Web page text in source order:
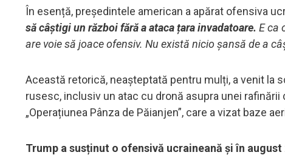
În esență, președintele american a apărat ofensiva
să câștigi un război fără a ataca țara invadatoare. E ca
are voie să joace ofensiv. Nu există nicio șansă de a
Această retorică, neașteptată pentru mulți, a venit la
rusesc, inclusiv un atac cu dronă asupra unei
„Operațiunea Pânza de Păianjen”, care a vizat baze
Trump a susținut o ofensivă ucraineană și în